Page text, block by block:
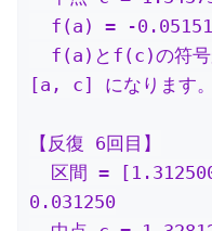
[a, c] になります。
【反復 6回目】
0.031250